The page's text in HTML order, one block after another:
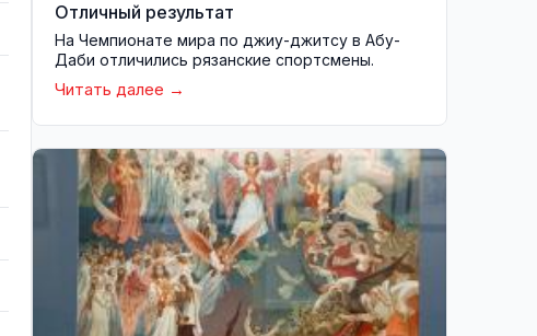
Отличный результат
На Чемпионате мира по джиу-джитсу в Абу-
Даби отличились рязанские спортсмены.
Читать далее